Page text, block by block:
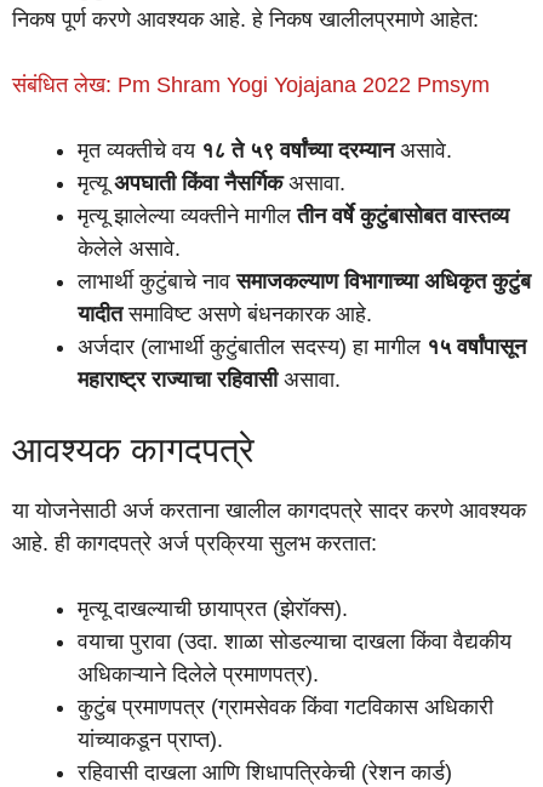
निकष पूर्ण करणे आवश्यक आहे. हे निकष खालीलप्रमाणे आहेत:
संबंधित लेख: Pm Shram Yogi Yojajana 2022 Pmsym
मृत व्यक्तीचे वय १८ ते ५९ वर्षांच्या दरम्यानअसावे.
मृत्यू अपघाती किंवा नैसर्गिकअसावा.
मृत्यू झालेल्या व्यक्तीने मागीलतीन वर्षे कुटुंबासोबत वास्तव्य
केलेले असावे.
लाभार्थी कुटुंबाचे नावसमाजकल्याण विभागाच्या अधिकृत कुटुंब
यादीतसमाविष्ट असणे बंधनकारक आहे.
अर्जदार (लाभार्थी कुटुंबातील सदस्य) हा मागील १५ वर्षांपासून
महाराष्ट्र राज्याचा रहिवासीअसावा.
आवश्यक कागदपत्रे
या योजनेसाठी अर्ज करताना खालील कागदपत्रे सादर करणे आवश्यक
आहे. ही कागदपत्रे अर्ज प्रक्रिया सुलभ करतात:
मृत्यू दाखल्याची छायाप्रत (झेरॉक्स).
वयाचा पुरावा (उदा. शाळा सोडल्याचा दाखला किंवा वैद्यकीय
अधिकाऱ्याने दिलेले प्रमाणपत्र).
कुटुंब प्रमाणपत्र (ग्रामसेवक किंवा गटविकास अधिकारी
यांच्याकडून प्राप्त).
रहिवासी दाखला आणि शिधापत्रिकेची (रेशन कार्ड)